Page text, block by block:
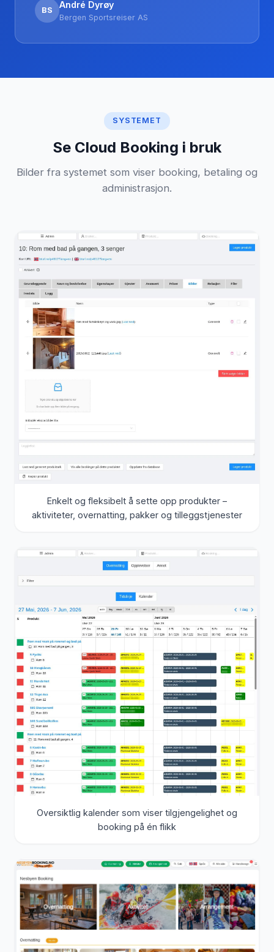
BS
André Dyrøy
Bergen Sportsreiser AS
SYSTEMET
Se Cloud Booking i bruk
Bilder fra systemet som viser booking, betaling og
administrasjon.
Enkelt og fleksibelt å sette opp produkter –
aktiviteter, overnatting, pakker og tilleggstjenester
Oversiktlig kalender som viser tilgjengelighet og
booking på én flikk